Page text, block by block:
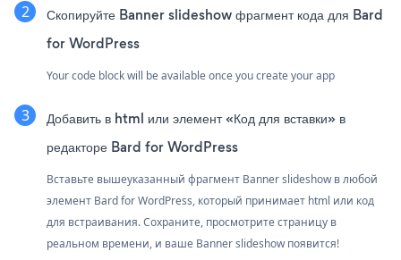
Скопируйте Banner slideshow фрагмент кода для Bard
for WordPress
Your code block will be available once you create your app
Добавить в html или элемент «Код для вставки» в
редакторе Bard for WordPress
Вставьте вышеуказанный фрагмент Banner slideshow в любой
элемент Bard for WordPress, который принимает html или код
для встраивания. Сохраните, просмотрите страницу в
реальном времени, и ваше Banner slideshow появится!